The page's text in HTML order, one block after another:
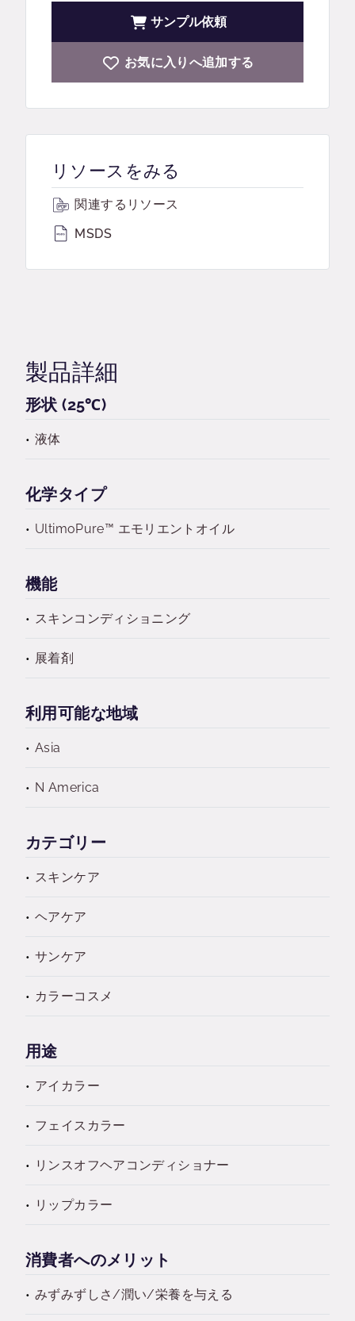
サンプル依頼
お気に入りへ追加する
リソースをみる
関連するリソース
MSDS
製品詳細
形状 (25℃)
液体
化学タイプ
UltimoPure™ エモリエントオイル
機能
スキンコンディショニング
展着剤
利用可能な地域
Asia
N America
カテゴリー
スキンケア
ヘアケア
サンケア
カラーコスメ
用途
アイカラー
フェイスカラー
リンスオフヘアコンディショナー
リップカラー
消費者へのメリット
みずみずしさ/潤い/栄養を与える